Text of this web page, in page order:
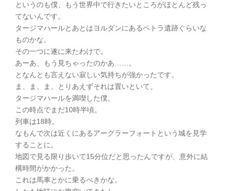
というのも僕、もう世界中で行きたいところがほとんど残っ
てないんです。
タージマハールとあとはヨルダンにあるペトラ遺跡ぐらいな
ものかな。
その一つに遂に来たわけで。
あーあ、もう見ちゃったのかあ……。
となんとも言えない寂しい気持ちが強かったです。
ま、ま、ま、とりあえずそれは置いといて。
タージマハールを満喫した僕。
この時点でまだ10時半頃。
列車は18時。
なもんで次は近くにあるアーグラーフォートという城を見学
することに。
地図で見る限り歩いて15分位だと思ったんですが、意外に結
構時間がかかった。
これは馬車とかに乗るべきかな。